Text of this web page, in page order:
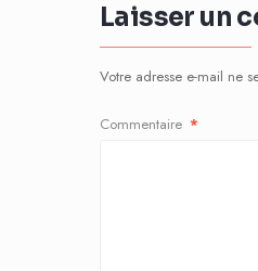
Laisser un
Votre adresse e-mail ne
Commentaire *